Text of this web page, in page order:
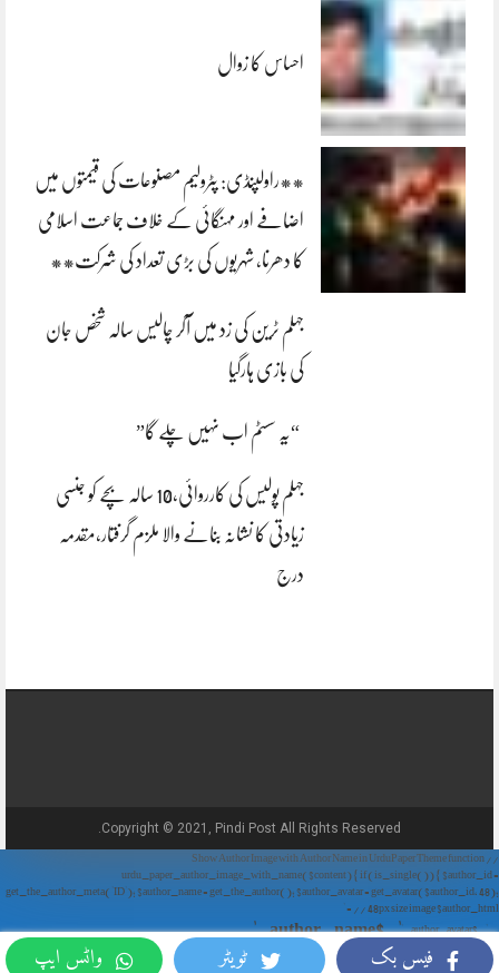
فیس بک ٹویٹر واٹس ایپ
احساس کا زوال
**راولپنڈی: پٹرولیم مصنوعات کی قیمتوں میں
اضافے اور مہنگائی کے خلاف جماعت اسلامی
کا دھرنا، شہریوں کی بڑی تعداد کی شرکت**
جہلم ٹرین کی زد میں آکر چالیس سالہ شخص جان
کی بازی ہارگیا
“یہ سسٹم اب نہیں چلے گا”
جہلم پولیس کی کارروائی،10 سالہ بچے کو جنسی
زیادتی کا نشانہ بنانے والا ملزم گرفتار،مقدمہ
درج
Copyright © 2021, Pindi Post All Rights Reserved.
// Show Author Image with Author Name in UrduPaper Theme function
urdu_paper_author_image_with_name($content) { if (is_single()) { $author_id =
get_the_author_meta('ID'); $author_name = get_the_author(); $author_avatar = get_avatar($author_id, 48);
// 48px size image $author_html = '
' . $author_avatar . '
' . $author_name . '
'; return $author_html . $content; } return $content; } add_filter('the_content',